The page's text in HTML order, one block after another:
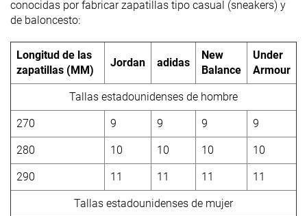
conocidas por fabricar zapatillas tipo casual (sneakers) y
de baloncesto:
Longitud de las
zapatillas (MM)
Jordan adidas
New
Balance
Under
Armour
Tallas estadounidenses de hombre
270 9 9 9 9
280 10 10 10 10
290 11 11 11 11
Tallas estadounidenses de mujer